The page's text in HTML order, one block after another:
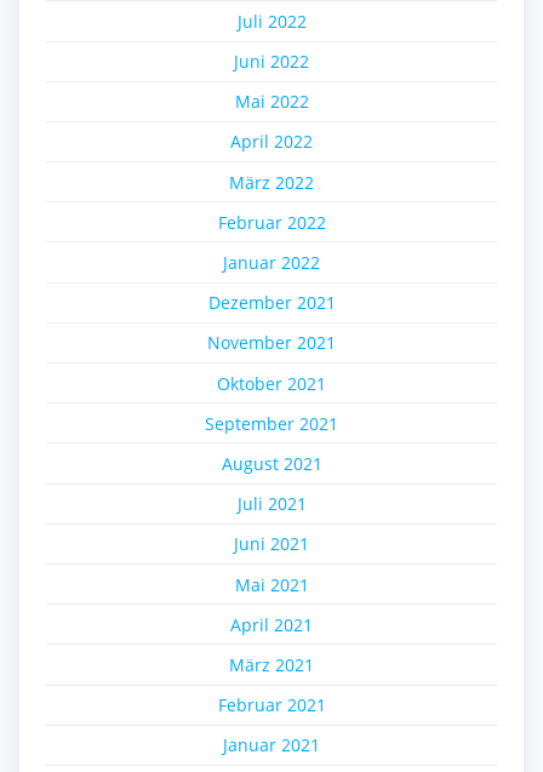
Juli 2022
Juni 2022
Mai 2022
April 2022
März 2022
Februar 2022
Januar 2022
Dezember 2021
November 2021
Oktober 2021
September 2021
August 2021
Juli 2021
Juni 2021
Mai 2021
April 2021
März 2021
Februar 2021
Januar 2021